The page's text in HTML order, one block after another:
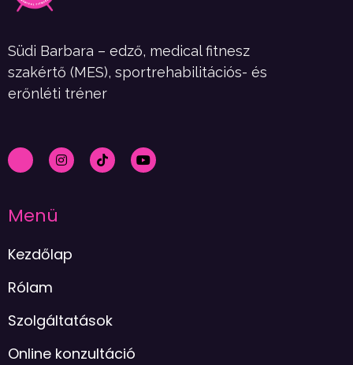
Südi Barbara – edző, medical fitnesz
szakértő (MES), sportrehabilitációs- és
erőnléti tréner
Menü
Kezdőlap
Rólam
Szolgáltatások
Online konzultáció